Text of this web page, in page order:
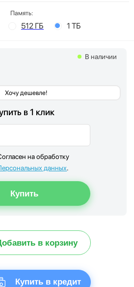
Память:
512 ГБ 1 ТБ
Хочу дешевле!
В наличии
в 1 клик
на обработку
данных.
в корзину
Купить в кредит